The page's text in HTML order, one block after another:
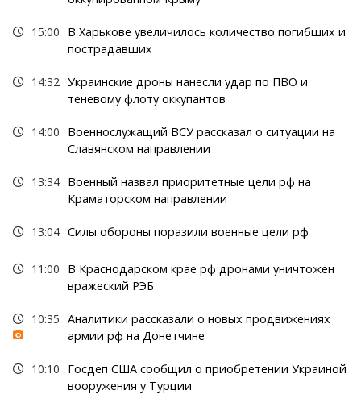
15:00
В Харькове увеличилось количество погибших и
пострадавших
14:32 Украинские дроны нанесли удар по ПВО и
теневому флоту оккупантов
14:00
Военнослужащий ВСУ рассказал о ситуации на
Славянском направлении
13:34 Военный назвал приоритетные цели рф на
Краматорском направлении
13:04 Силы обороны поразили военные цели рф
11:00
В Краснодарском крае рф дронами уничтожен
вражеский РЭБ
10:35 Аналитики рассказали о новых продвижениях
армии рф на Донетчине
10:10
Госдеп США сообщил о приобретении Украиной
вооружения у Турции